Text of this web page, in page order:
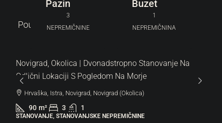
Pazin
3
NEPREMIČNINE
Buzet
1
NEPREMIČNINA
Poudarjeno
319.000 €
Novigrad, Okolica | Dvonadstropno Stanovanje Na
Odlični Lokaciji S Pogledom Na Morje
Hrvaška, Istra, Novigrad, Novigrad (Okolica)
90 m² 3 1
STANOVANJE, STANOVANJSKE NEPREMIČNINE